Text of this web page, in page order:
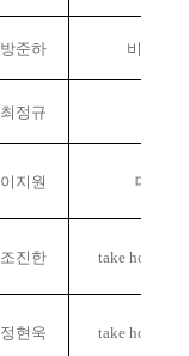
방준하 비대면
최정규
이지원 대면
조진한 take home
정현욱 take home